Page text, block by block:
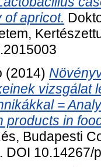
of apricot.
(2014)
vizsgálat
=
products in
Budapesti
DOI 10.14267/